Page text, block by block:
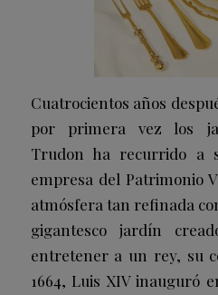
Cuatrocientos años
por primera vez los
Trudon ha recurrido a
empresa del Patrimonio
atmósfera tan refinada
gigantesco jardín
entretener a un rey, su
1664, Luis XIV inauguró